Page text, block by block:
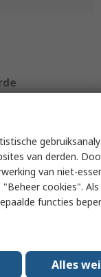
van derden.
van niet-
cookies".
functies
Alles